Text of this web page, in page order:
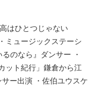
はひとつじゃない
ミュージックステーシ
のなら』ダンサー ・
ット紀行」鎌倉から江
ー出演 ・佐伯ユウスケ